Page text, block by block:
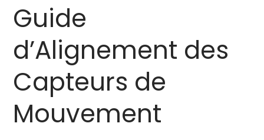
Guide
d’Alignement des
Capteurs de
Mouvement